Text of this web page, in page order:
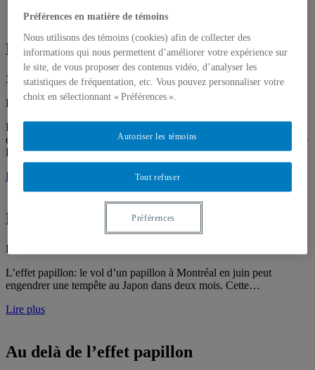
Éditorial : Vol. 6, hiver-printemps 2011
3 janvier 2011
Par André Ross
Dans ce numéro, le thème est Changements climatiques et
développement durable. Quel est le lien avec Accromath? Christiane
Rousseau répond…
Lire plus
L’effet papillon
Par
L’effet papillon: le vol d’un papillon à Montréal en juin peut
engendrer une tempête au Japon dans deux mois. Cette…
Lire plus
Au delà de l’effet papillon
Préférences en matière de témoins
Nous utilisons des témoins (cookies) afin de collecter des
informations qui nous permettent d’améliorer votre expérience sur
le site, de vous proposer des contenus vidéo, d’analyser les
statistiques de fréquentation, etc. Vous pouvez personnaliser votre
choix en sélectionnant « Préférences ».
Tout refuser
Autoriser les témoins
Préférences